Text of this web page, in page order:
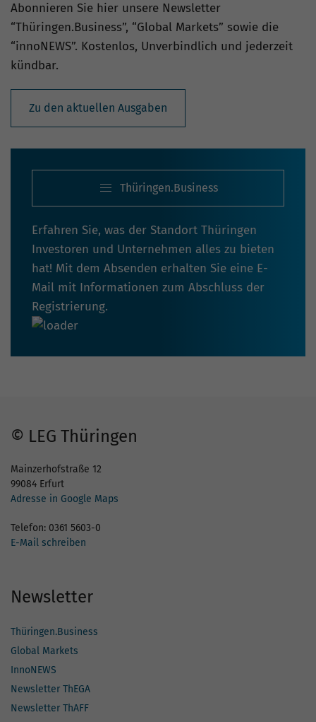
Abonnieren Sie hier unsere Newsletter
“Thüringen.Business”, “Global Markets” sowie die
“innoNEWS”. Kostenlos, Unverbindlich und jederzeit
kündbar.
Zu den aktuellen Ausgaben
Thüringen.Business
Erfahren Sie, was der Standort Thüringen
Investoren und Unternehmen alles zu bieten
hat! Mit dem Absenden erhalten Sie eine E-
Mail mit Informationen zum Abschluss der
Registrierung.
© LEG Thüringen
Mainzerhofstraße 12
99084 Erfurt
Adresse in Google Maps
Telefon: 0361 5603-0
E-Mail schreiben
Newsletter
Thüringen.Business
Global Markets
InnoNEWS
Newsletter ThEGA
Newsletter ThAFF